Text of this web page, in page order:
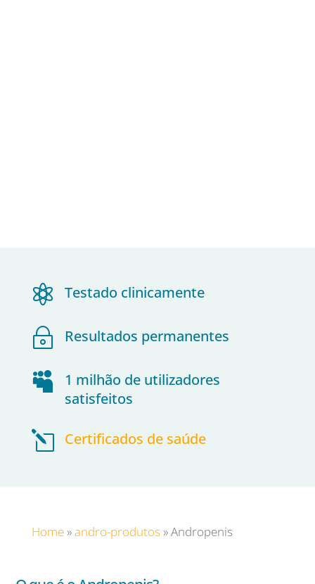
 Testado clinicamente
~ Resultados permanentes

1 milhão de utilizadores
satisfeitos
l Certificados de saúde
Home»andro-produtos»Andropenis